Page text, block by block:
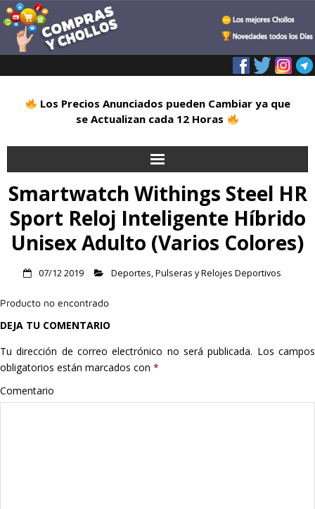
Los Precios Anunciados pueden Cambiar ya que
se Actualizan cada 12 Horas
Inicio
Alimentación
Hogar
Informática
Listas
Smartwatch Withings Steel HR
Sport Reloj Inteligente Híbrido
Unisex Adulto (Varios Colores)
07/12 2019 Deportes,Pulseras y Relojes Deportivos
Producto no encontrado
DEJA TU COMENTARIO
Tu dirección de correo electrónico no será publicada. Los campos
obligatorios están marcados con *
Comentario